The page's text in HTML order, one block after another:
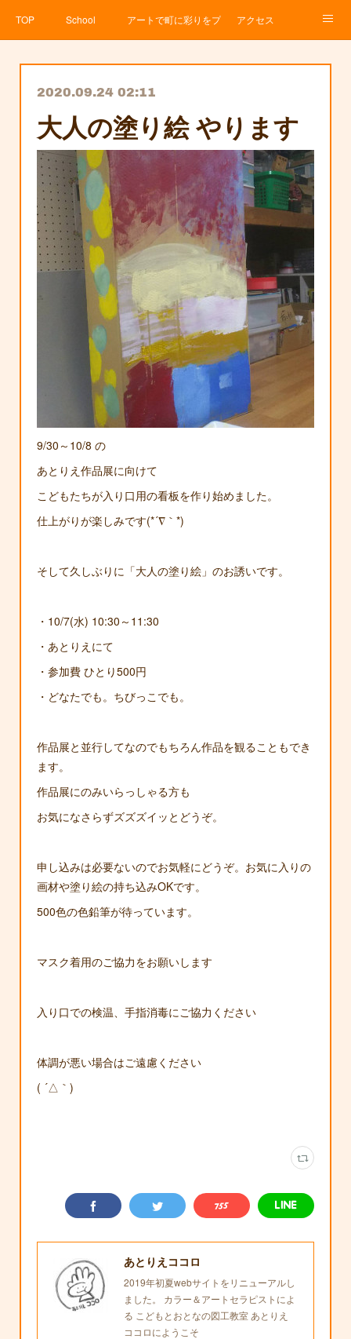
TOP School アートで町に彩りをプロジェクト
アクセス
2020.09.24 02:11
大人の塗り絵 やります
9/30～10/8 の
あとりえ作品展に向けて
こどもたちが入り口用の看板を作り始めました。
仕上がりが楽しみです(*´∇｀*)
そして久しぶりに「大人の塗り絵」のお誘いです。
・10/7(水) 10:30～11:30
・あとりえにて
・参加費 ひとり500円
・どなたでも。ちびっこでも。
作品展と並行してなのでもちろん作品を観ることもでき
ます。
作品展にのみいらっしゃる方も
お気になさらずズズズイッとどうぞ。
申し込みは必要ないのでお気軽にどうぞ。お気に入りの
画材や塗り絵の持ち込みOKです。
500色の色鉛筆が待っています。
マスク着用のご協力をお願いします
入り口での検温、手指消毒にご協力ください
体調が悪い場合はご遠慮ください
( ´△｀)
あとりえココロ
2019年初夏webサイトをリニューアルし
ました。 カラー＆アートセラピストによ
る こどもとおとなの図工教室 あとりえ
ココロにようこそ